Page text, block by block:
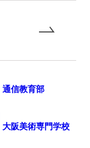
通信教育部
大阪美術専門学校